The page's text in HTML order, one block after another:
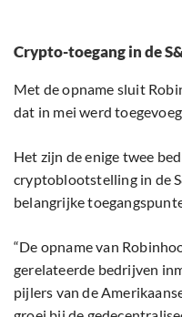
Crypto-toegang in de
Met de opname sluit
dat in mei werd
Het zijn de enige twee
cryptoblootstelling in de
belangrijke
“De opname van
gerelateerde bedrijven
pijlers van de